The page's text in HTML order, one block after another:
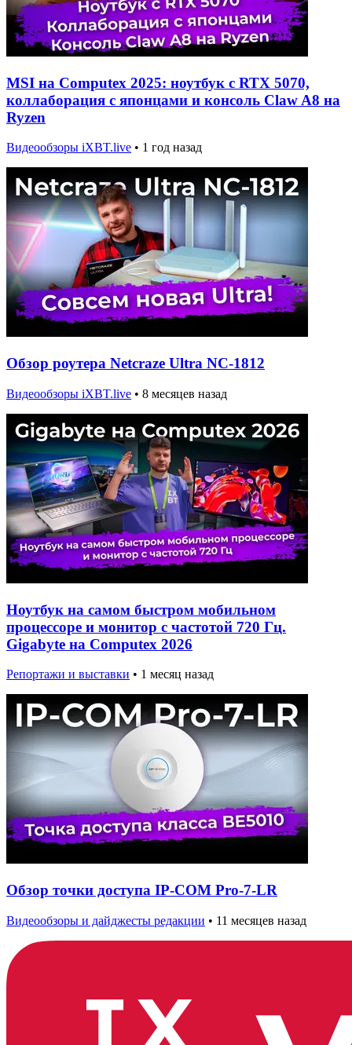
MSI на Computex 2025: ноутбук с RTX 5070,
коллаборация с японцами и консоль Claw A8 на
Ryzen
Видеообзоры iXBT.live • 1 год назад
Обзор роутера Netcraze Ultra NC-1812
Видеообзоры iXBT.live • 8 месяцев назад
Ноутбук на самом быстром мобильном
процессоре и монитор с частотой 720 Гц.
Gigabyte на Computex 2026
Репортажи и выставки • 1 месяц назад
Обзор точки доступа IP-COM Pro-7-LR
Видеообзоры и дайджесты редакции • 11 месяцев назад